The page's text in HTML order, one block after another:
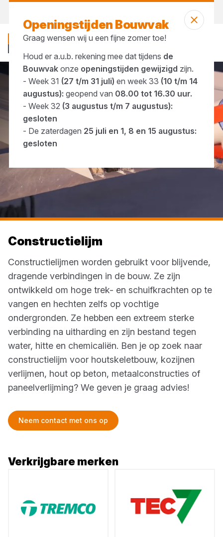
... Constructielijm
Constructielijm
Constructielijmen worden gebruikt voor blijvende,
dragende verbindingen in de bouw. Ze zijn
ontwikkeld om hoge trek- en schuifkrachten op te
vangen en hechten zelfs op vochtige
ondergronden. Ze hebben een extreem sterke
verbinding na uitharding en zijn bestand tegen
water, hitte en chemicaliën. Ben je op zoek naar
constructielijm voor houtskeletbouw, kozijnen
verlijmen, hout op beton, metaalconstructies of
paneelverlijming? We geven je graag advies!
Neem contact met ons op
Verkrijgbare merken
Openingstijden Bouwvak
Graag wensen wij u een fijne zomer toe!
Houd er a.u.b. rekening mee dat tijdens de
Bouwvakonze openingstijden gewijzigd zijn.
- Week 31 (27 t/m 31 juli) en week 33 (10 t/m 14
augustus): geopend van 08.00 tot 16.30 uur.
- Week 32 (3 augustus t/m 7 augustus):
gesloten
- De zaterdagen 25 juli en 1, 8 en 15 augustus:
gesloten